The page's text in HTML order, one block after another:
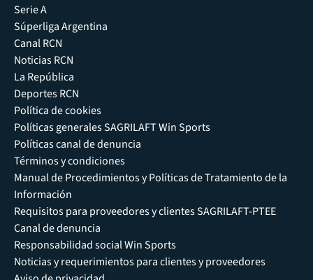
Serie A
Súperliga Argentina
Canal RCN
Noticias RCN
La República
Deportes RCN
Política de cookies
Políticas generales SAGRILAFT Win Sports
Políticas canal de denuncia
Términos y condiciones
Manual de Procedimientos y Políticas de Tratamiento de la
Información
Requisitos para proveedores y clientes SAGRILAFT-PTEE
Canal de denuncia
Responsabilidad social Win Sports
Noticias y requerimientos para clientes y proveedores